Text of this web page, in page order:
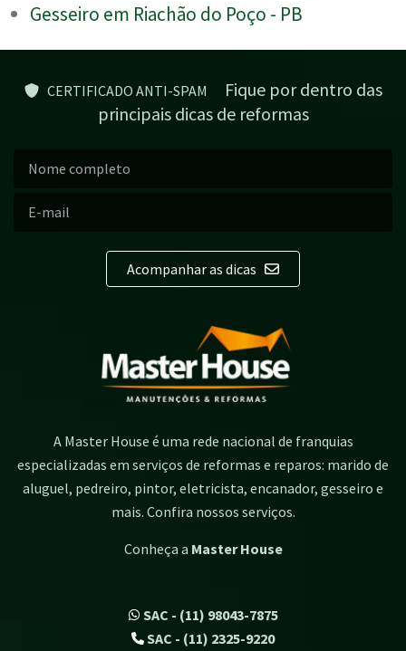
Gesseiro em Riachão do Poço - PB
CERTIFICADO ANTI-SPAM
Fique por dentro das
principais dicas de reformas
Acompanhar as dicas
A Master House é uma rede nacional de franquias
especializadas em serviços de reformas e reparos: marido de
aluguel, pedreiro, pintor, eletricista, encanador, gesseiro e
mais. Confira nossos serviços.
Conheça a Master House
SAC - (11) 98043-7875
SAC - (11) 2325-9220